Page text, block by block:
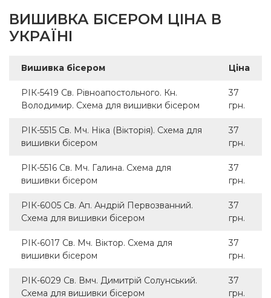
ВИШИВКА БІСЕРОМ ЦІНА В
УКРАЇНІ
Вишивка бісером Ціна
РІК-5419 Св. Рівноапостольного. Кн.
Володимир. Схема для вишивки бісером
37
грн.
РІК-5515 Св. Мч. Ніка (Вікторія). Схема для
вишивки бісером
37
грн.
РІК-5516 Св. Мч. Галина. Схема для
вишивки бісером
37
грн.
РІК-6005 Св. Ап. Андрій Первозванний.
Схема для вишивки бісером
37
грн.
РІК-6017 Св. Мч. Віктор. Схема для
вишивки бісером
37
грн.
РІК-6029 Св. Вмч. Димитрій Солунський.
Схема для вишивки бісером
37
грн.